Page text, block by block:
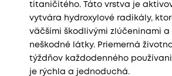
titaničitého. Táto vrstva je
vytvára hydroxylové radikály,
väčšími škodlivými zlúčeninami
neškodné látky. Priemerná
týždňov každodenného
je rýchla a jednoduchá.